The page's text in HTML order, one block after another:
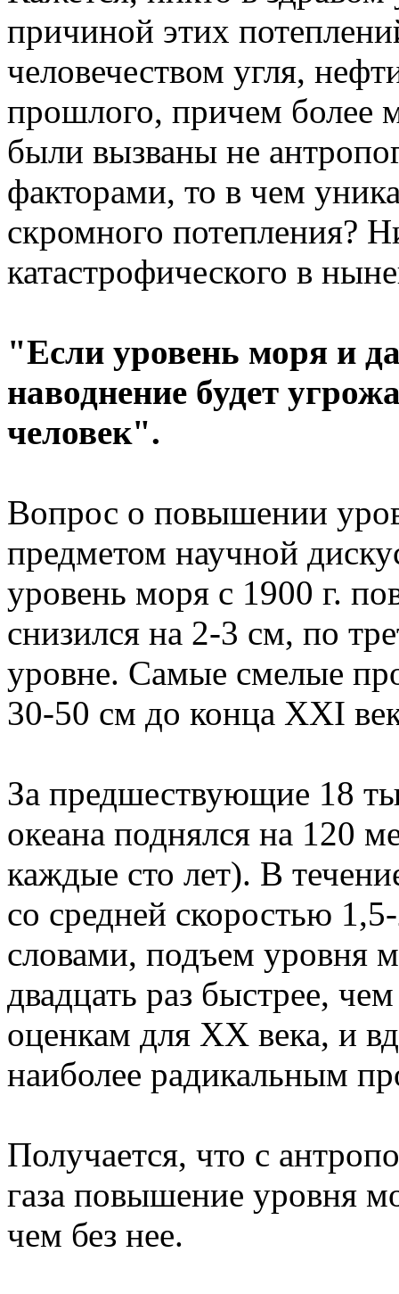
причиной этих
человечеством угля,
прошлого, причем более
были вызваны не
факторами, то в чем
скромного потепления?
катастрофического в
"Если уровень моря и
наводнение будет
человек".
Вопрос о повышении
предметом научной
уровень моря с 1900 г.
снизился на 2-3 см, по
уровне. Самые смелые
30-50 см до конца ХХI
За предшествующие 18
океана поднялся на 120
каждые сто лет). В
со средней скоростью
словами, подъем уровня
двадцать раз быстрее,
оценкам для ХХ века, и
наиболее радикальным
Получается, что с
газа повышение уровня
чем без нее.